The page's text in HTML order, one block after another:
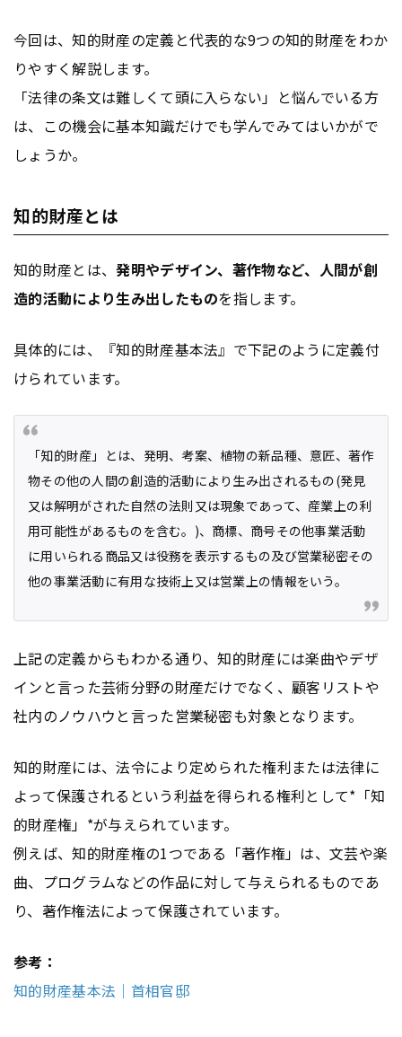
今回は、知的財産の定義と代表的な9つの知的財産をわか
りやすく解説します。
「法律の条文は難しくて頭に入らない」と悩んでいる方
は、この機会に基本知識だけでも学んでみてはいかがで
しょうか。
知的財産とは
知的財産とは、発明やデザイン、著作物など、人間が創
造的活動により生み出したものを指します。
具体的には、『知的財産基本法』で下記のように定義付
けられています。
「知的財産」とは、発明、考案、植物の新品種、意匠、著作
物その他の人間の創造的活動により生み出されるもの(発見
又は解明がされた自然の法則又は現象であって、産業上の利
用可能性があるものを含む。)、商標、商号その他事業活動
に用いられる商品又は役務を表示するもの及び営業秘密その
他の事業活動に有用な技術上又は営業上の情報をいう。
上記の定義からもわかる通り、知的財産には楽曲やデザ
インと言った芸術分野の財産だけでなく、顧客リストや
社内のノウハウと言った営業秘密も対象となります。
知的財産には、法令により定められた権利または法律に
よって保護されるという利益を得られる権利として*「知
的財産権」*が与えられています。
例えば、知的財産権の1つである「著作権」は、文芸や楽
曲、プログラムなどの作品に対して与えられるものであ
り、著作権法によって保護されています。
参考：
知的財産基本法｜首相官邸